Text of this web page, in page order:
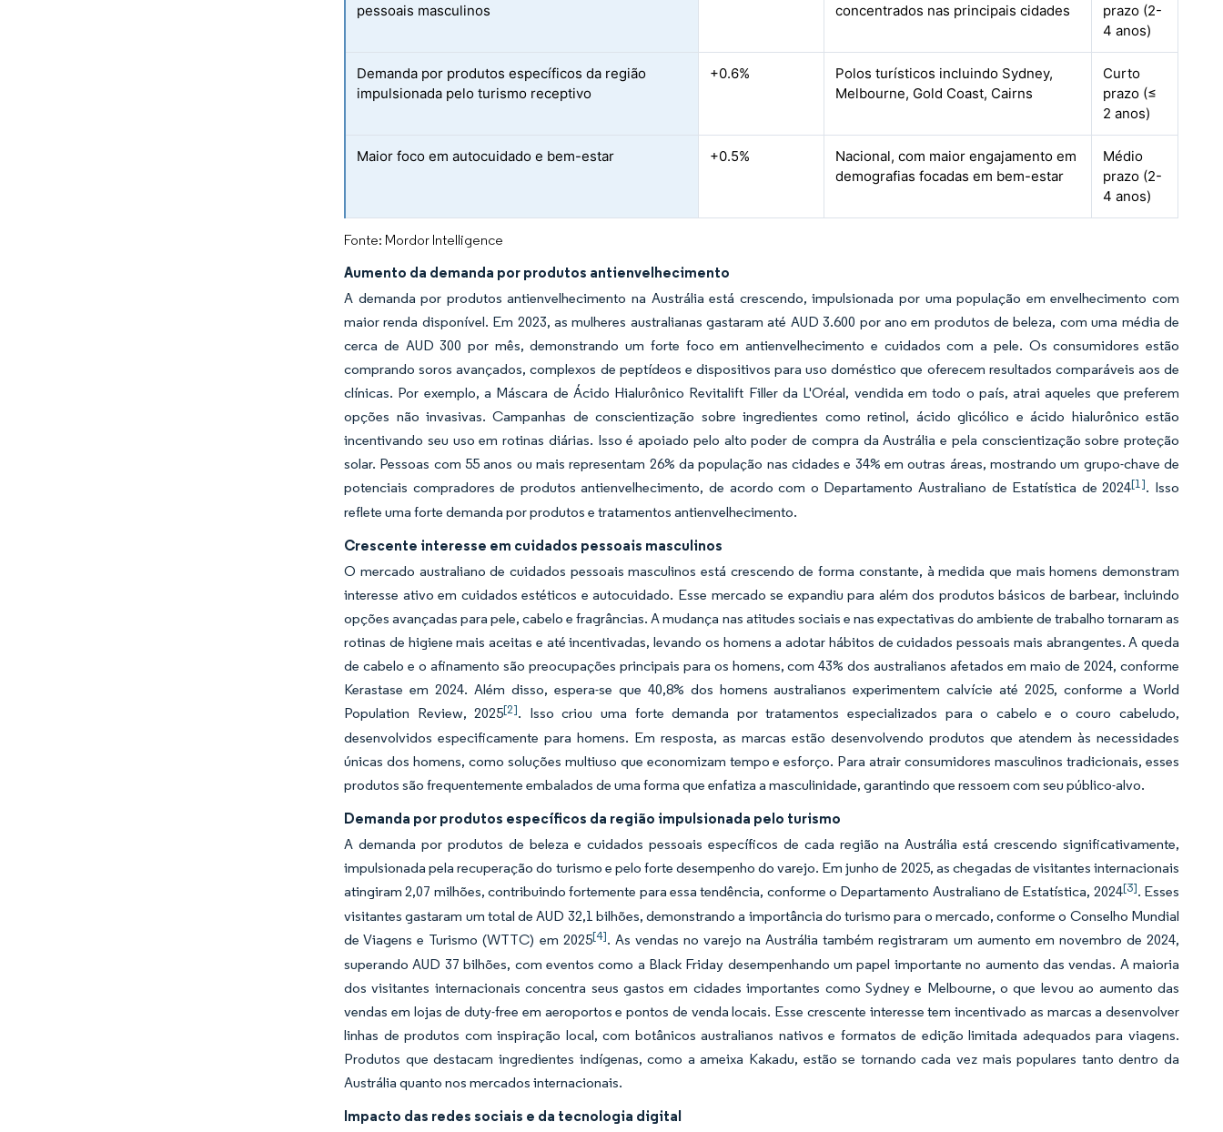
pessoais masculinos
concentrados nas principais cidades
prazo (2-
4 anos)
Demanda por produtos específicos da região
impulsionada pelo turismo receptivo
+0.6%
Polos turísticos incluindo Sydney,
Melbourne, Gold Coast, Cairns
Curto
prazo (≤
2 anos)
Maior foco em autocuidado e bem-estar +0.5%
Nacional, com maior engajamento em
demografias focadas em bem-estar
Médio
prazo (2-
4 anos)
Fonte: Mordor Intelligence
Aumento da demanda por produtos antienvelhecimento
A demanda por produtos antienvelhecimento na Austrália está crescendo, impulsionada por uma população em envelhecimento com
maior renda disponível. Em 2023, as mulheres australianas gastaram até AUD 3.600 por ano em produtos de beleza, com uma média de
cerca de AUD 300 por mês, demonstrando um forte foco em antienvelhecimento e cuidados com a pele. Os consumidores estão
comprando soros avançados, complexos de peptídeos e dispositivos para uso doméstico que oferecem resultados comparáveis aos de
clínicas. Por exemplo, a Máscara de Ácido Hialurônico Revitalift Filler da L'Oréal, vendida em todo o país, atrai aqueles que preferem
opções não invasivas. Campanhas de conscientização sobre ingredientes como retinol, ácido glicólico e ácido hialurônico estão
incentivando seu uso em rotinas diárias. Isso é apoiado pelo alto poder de compra da Austrália e pela conscientização sobre proteção
solar. Pessoas com 55 anos ou mais representam 26% da população nas cidades e 34% em outras áreas, mostrando um grupo-chave de
potenciais compradores de produtos antienvelhecimento, de acordo com o Departamento Australiano de Estatística de 2024[1]. Isso
reflete uma forte demanda por produtos e tratamentos antienvelhecimento.
Crescente interesse em cuidados pessoais masculinos
O mercado australiano de cuidados pessoais masculinos está crescendo de forma constante, à medida que mais homens demonstram
interesse ativo em cuidados estéticos e autocuidado. Esse mercado se expandiu para além dos produtos básicos de barbear, incluindo
opções avançadas para pele, cabelo e fragrâncias. A mudança nas atitudes sociais e nas expectativas do ambiente de trabalho tornaram as
rotinas de higiene mais aceitas e até incentivadas, levando os homens a adotar hábitos de cuidados pessoais mais abrangentes. A queda
de cabelo e o afinamento são preocupações principais para os homens, com 43% dos australianos afetados em maio de 2024, conforme
Kerastase em 2024. Além disso, espera-se que 40,8% dos homens australianos experimentem calvície até 2025, conforme a World
Population Review, 2025[2]. Isso criou uma forte demanda por tratamentos especializados para o cabelo e o couro cabeludo,
desenvolvidos especificamente para homens. Em resposta, as marcas estão desenvolvendo produtos que atendem às necessidades
únicas dos homens, como soluções multiuso que economizam tempo e esforço. Para atrair consumidores masculinos tradicionais, esses
produtos são frequentemente embalados de uma forma que enfatiza a masculinidade, garantindo que ressoem com seu público-alvo.
Demanda por produtos específicos da região impulsionada pelo turismo
A demanda por produtos de beleza e cuidados pessoais específicos de cada região na Austrália está crescendo significativamente,
impulsionada pela recuperação do turismo e pelo forte desempenho do varejo. Em junho de 2025, as chegadas de visitantes internacionais
atingiram 2,07 milhões, contribuindo fortemente para essa tendência, conforme o Departamento Australiano de Estatística, 2024[3]. Esses
visitantes gastaram um total de AUD 32,1 bilhões, demonstrando a importância do turismo para o mercado, conforme o Conselho Mundial
de Viagens e Turismo (WTTC) em 2025[4]. As vendas no varejo na Austrália também registraram um aumento em novembro de 2024,
superando AUD 37 bilhões, com eventos como a Black Friday desempenhando um papel importante no aumento das vendas. A maioria
dos visitantes internacionais concentra seus gastos em cidades importantes como Sydney e Melbourne, o que levou ao aumento das
vendas em lojas de duty-free em aeroportos e pontos de venda locais. Esse crescente interesse tem incentivado as marcas a desenvolver
linhas de produtos com inspiração local, com botânicos australianos nativos e formatos de edição limitada adequados para viagens.
Produtos que destacam ingredientes indígenas, como a ameixa Kakadu, estão se tornando cada vez mais populares tanto dentro da
Austrália quanto nos mercados internacionais.
Impacto das redes sociais e da tecnologia digital